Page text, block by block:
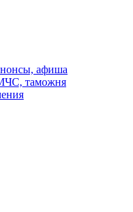
афиша
таможня